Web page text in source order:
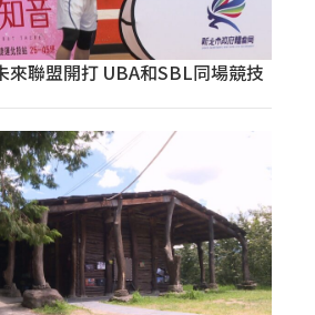
來聯盟開打 UBA和SBL同場競技